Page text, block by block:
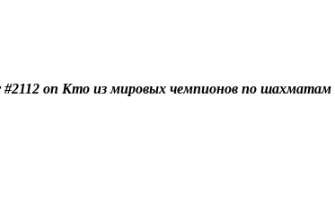
#2112 on Кто из мировых чемпионов по шахматам